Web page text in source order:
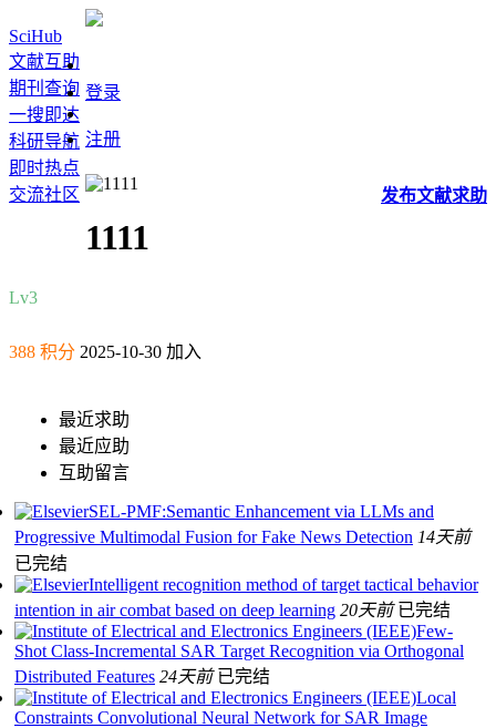
SciHub
文献互助
期刊查询
一搜即达
科研导航
即时热点
交流社区
登录
注册
发布文献求助
1111
Lv3
388 积分 2025-10-30 加入
最近求助
最近应助
互助留言
SEL-PMF:Semantic Enhancement via LLMs and
Progressive Multimodal Fusion for Fake News Detection 14天前
已完结
Intelligent recognition method of target tactical behavior
intention in air combat based on deep learning 20天前 已完结
Few-
Shot Class-Incremental SAR Target Recognition via Orthogonal
Distributed Features 24天前 已完结
Local
Constraints Convolutional Neural Network for SAR Image